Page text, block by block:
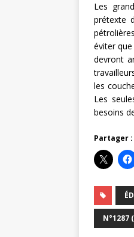
Les
prétexte
éviter
devront
les
Les
besoins
Partager :
N°1287